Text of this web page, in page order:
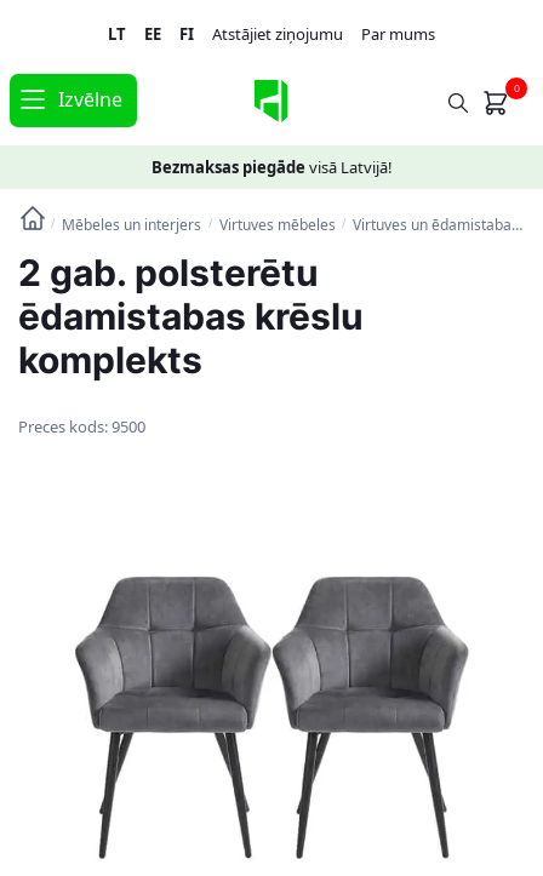
navigation
content
LT EE FI Atstājiet ziņojumu Par mums
Izvēlne 0
Bezmaksas piegāde visā Latvijā!
/ Mēbeles un interjers / Virtuves mēbeles / Virtuves un ēdamistabas krēsli
2 gab. polsterētu
ēdamistabas krēslu
komplekts
Preces kods:9500